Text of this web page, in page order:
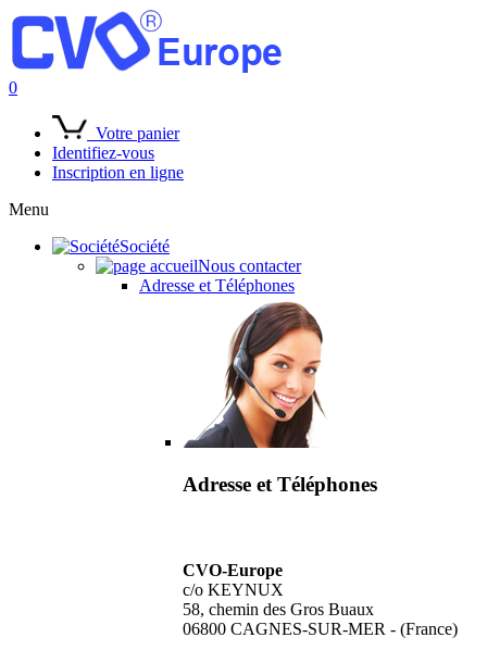
0
Votre panier
Identifiez-vous
Inscription en ligne
Menu
Société
Nous contacter
Adresse et Téléphones
Adresse et Téléphones
CVO-Europe
c/o KEYNUX
58, chemin des Gros Buaux
06800 CAGNES-SUR-MER - (France)